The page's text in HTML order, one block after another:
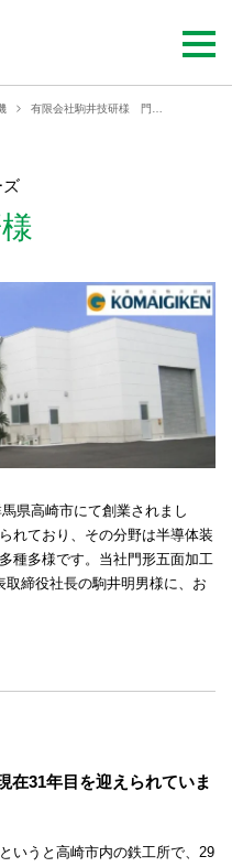
社
有限会社駒井技研様 門形五面加工機 MVR・Ex シリーズ
ズ
県高崎市にて創業されまし
れており、その分野は半導体装
種多様です。当社門形五面加工
締役社長の駒井明男様に、お
在31年目を迎えられていま
いうと高崎市内の鉄工所で、29